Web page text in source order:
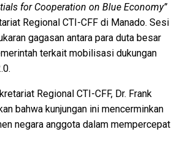
for Cooperation on Blue Economy”
Regional CTI-CFF di Manado. Sesi
gagasan antara para duta besar
terkait mobilisasi dukungan
Regional CTI-CFF, Dr. Frank
bahwa kunjungan ini mencerminkan
negara anggota dalam mempercepat